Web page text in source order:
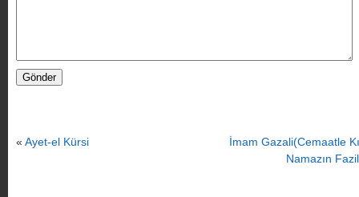
« Ayet-el Kürsi
İmam Gazali(Cemaatle
Namazın